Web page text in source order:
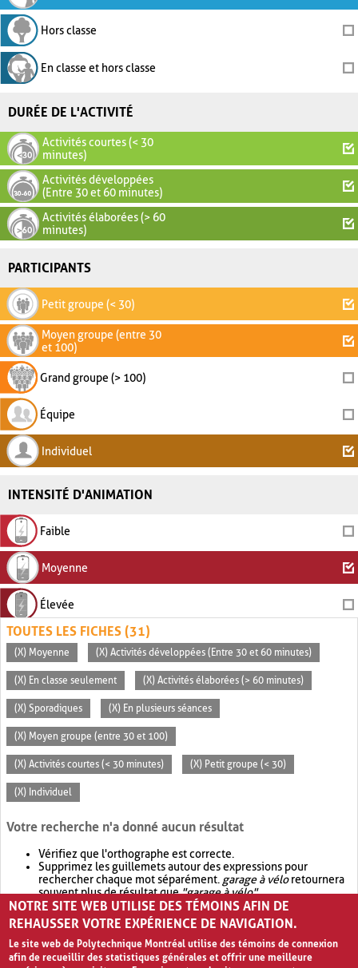
Hors classe
En classe et hors classe
DURÉE DE L'ACTIVITÉ
Activités courtes (< 30
minutes)
Activités développées
(Entre 30 et 60 minutes)
Activités élaborées (> 60
minutes)
PARTICIPANTS
Petit groupe (< 30)
Moyen groupe (entre 30
et 100)
Grand groupe (> 100)
Équipe
Individuel
INTENSITÉ D'ANIMATION
Faible
Moyenne
Élevée
TOUTES LES FICHES (31)
(X) Moyenne (X) Activités développées (Entre 30 et 60 minutes)
(X) En classe seulement (X) Activités élaborées (> 60 minutes)
(X) Sporadiques (X) En plusieurs séances
(X) Moyen groupe (entre 30 et 100)
(X) Activités courtes (< 30 minutes) (X) Petit groupe (< 30)
(X) Individuel
Votre recherche n'a donné aucun résultat
Vérifiez que l'orthographe est correcte.
Supprimez les guillemets autour des expressions pour
rechercher chaque mot séparément. garage à véloretournera
souvent plus de résultat que"garage à vélo".
Envisagez d'élargir votre recherche avec OR.garage OR vélo
retournera souvent plus de résultat quegarage à vélo
NOTRE SITE WEB UTILISE DES TÉMOINS AFIN DE
REHAUSSER VOTRE EXPÉRIENCE DE NAVIGATION.
Le site web de Polytechnique Montréal utilise des témoins de connexion
afin de recueillir des statistiques générales et offrir une meilleure